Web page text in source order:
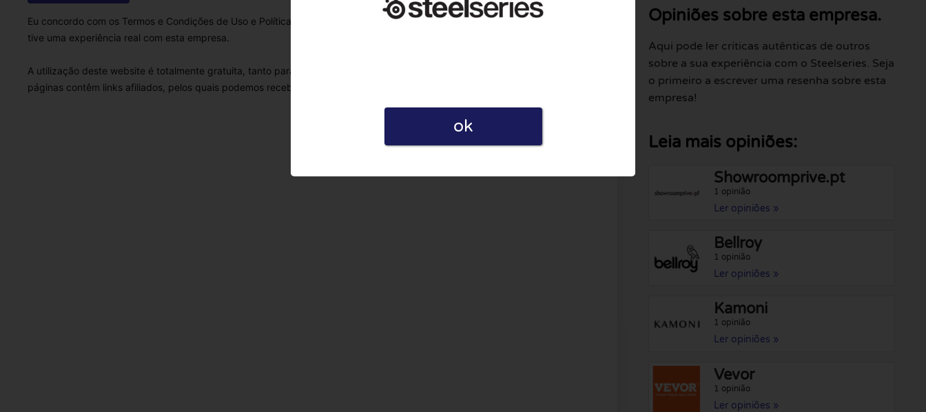
Eu concordo com os Termos e Condições de Uso e Política de Privacidade ao postar esta avaliação. Declaro também que
tive uma experiência real com esta empresa.
A utilização deste website é totalmente gratuita, tanto para empresas como para utilizadores. Por esse motivo, algumas
páginas contêm links afiliados, pelos quais podemos receber uma comissão.
Opiniões sobre esta empresa.
Aqui pode ler críticas autênticas de outros
sobre a sua experiência com o Steelseries. Seja
o primeiro a escrever uma resenha sobre esta
empresa!
Leia mais opiniões:
Showroomprive.pt
1 opinião
Ler opiniões »
Bellroy
1 opinião
Ler opiniões »
Kamoni
1 opinião
Ler opiniões »
Vevor
1 opinião
Ler opiniões »
ok